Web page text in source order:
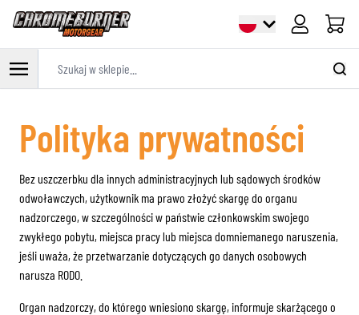
Cart
Polityka prywatności
Bez uszczerbku dla innych administracyjnych lub sądowych środków
odwoławczych, użytkownik ma prawo złożyć skargę do organu
nadzorczego, w szczególności w państwie członkowskim swojego
zwykłego pobytu, miejsca pracy lub miejsca domniemanego naruszenia,
jeśli uważa, że przetwarzanie dotyczących go danych osobowych
narusza RODO.
Organ nadzorczy, do którego wniesiono skargę, informuje skarżącego o